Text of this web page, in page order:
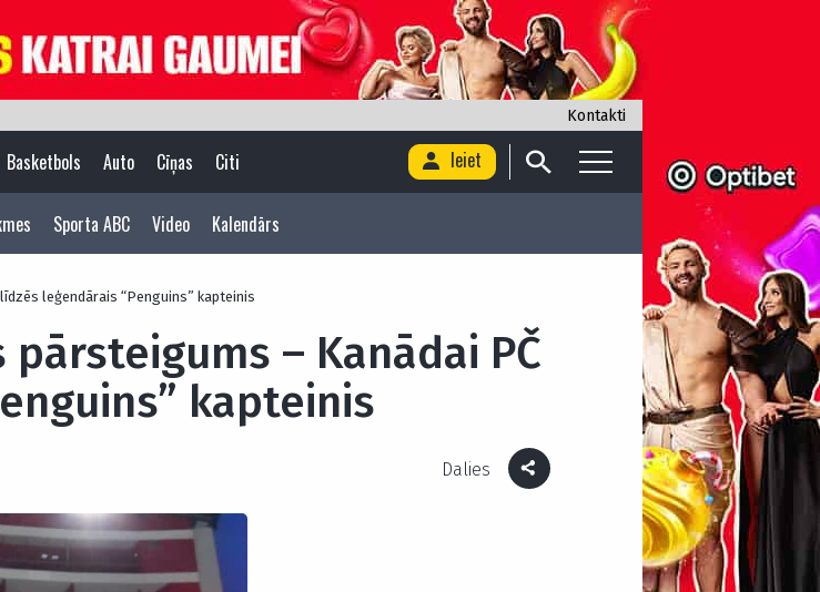
Kontakti
Basketbols Auto Cīņas Citi Ieiet
Sporta ABC Video Kalendārs
leģendārais “Penguins” kapteinis
– Kanādai PČ
kapteinis
Dalies